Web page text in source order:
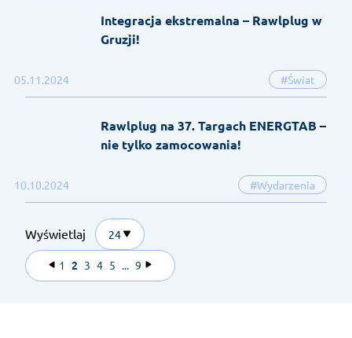
05.11.2024 #Świat
Integracja ekstremalna – Rawlplug w
Gruzji!
10.10.2024 #Wydarzenia
Rawlplug na 37. Targach ENERGTAB –
nie tylko zamocowania!
Wyświetlaj 24
1 2 3 4 5 ... 9